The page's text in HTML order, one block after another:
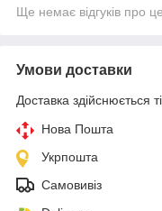
Ще немає відгуків про
Умови доставки
Доставка здійснюється
Нова Пошта
Укрпошта
Самовивіз